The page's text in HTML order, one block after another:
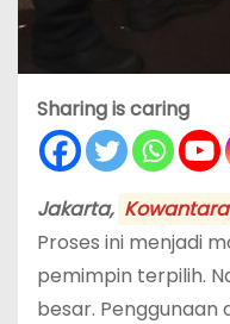
Sharing is caring
Jakarta,
Proses ini menjadi
pemimpin terpilih.
besar.